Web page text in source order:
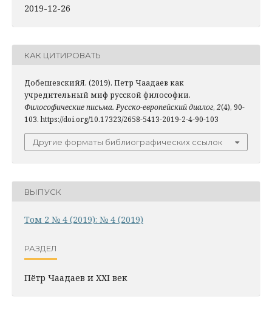
2019-12-26
КАК ЦИТИРОВАТЬ
ДобешевскийЯ. (2019). Петр Чаадаев как
учредительный миф русской философии.
Философические письма. Русско-европейский диалог, 2(4), 90-
103. https://doi.org/10.17323/2658-5413-2019-2-4-90-103
Другие форматы библиографических ссылок
ВЫПУСК
Том 2 № 4 (2019): № 4 (2019)
РАЗДЕЛ
Пётр Чаадаев и XXI век